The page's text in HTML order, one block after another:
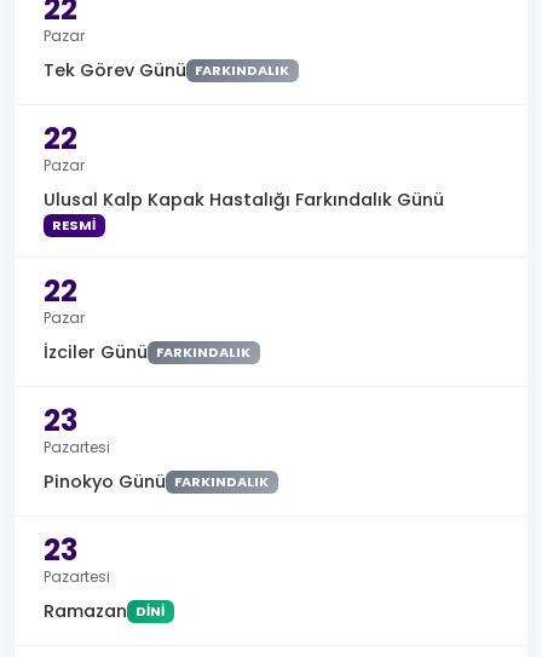
22
Pazar
Tek Görev Günü FARKINDALIK
22
Pazar
Ulusal Kalp Kapak Hastalığı Farkındalık Günü
RESMI
22
Pazar
İzciler Günü FARKINDALIK
23
Pazartesi
Pinokyo Günü FARKINDALIK
23
Pazartesi
Ramazan DINI